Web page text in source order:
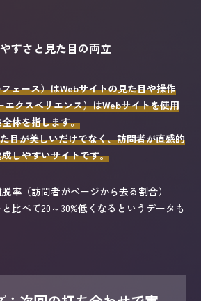
すさと見た目の両立
ェース）はWebサイトの見た目や操作
エクスペリエンス）はWebサイトを使用
体を指します。
目が美しいだけでなく、訪問者が直感的
しやすいサイトです。
率（訪問者がページから去る割合）
比べて20～30%低くなるというデータも